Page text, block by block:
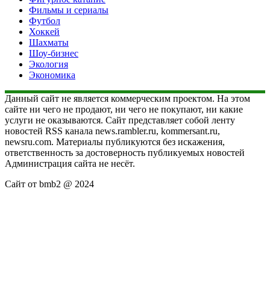
Фильмы и сериалы
Футбол
Хоккей
Шахматы
Шоу-бизнес
Экология
Экономика
Данный сайт не является коммерческим проектом. На этом
сайте ни чего не продают, ни чего не покупают, ни какие
услуги не оказываются. Сайт представляет собой ленту
новостей RSS канала news.rambler.ru, kommersant.ru,
newsru.com. Материалы публикуются без искажения,
ответственность за достоверность публикуемых новостей
Администрация сайта не несёт.
Сайт от bmb2 @ 2024